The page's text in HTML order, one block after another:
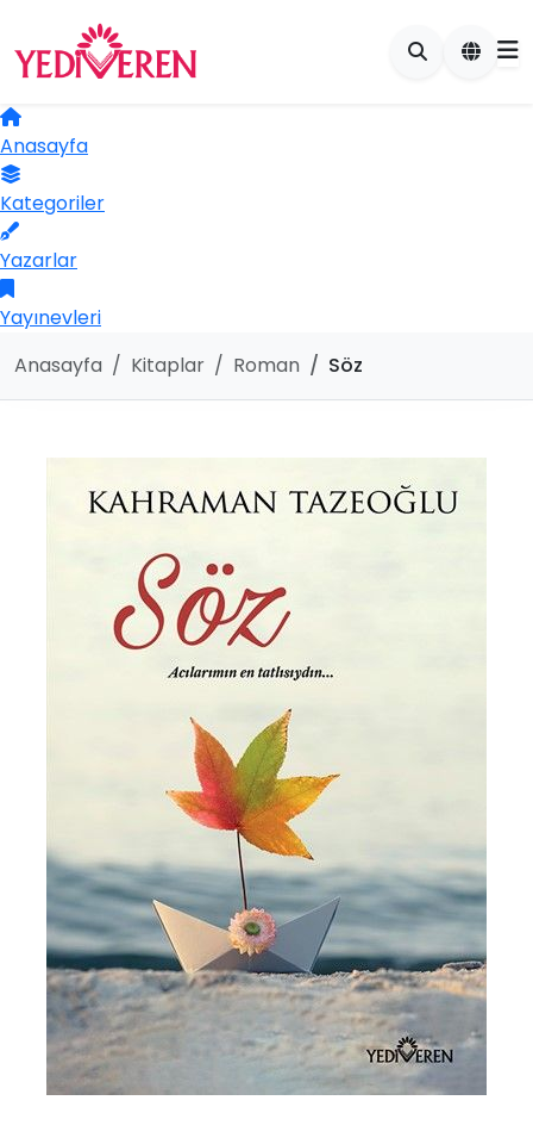
Anasayfa
Kategoriler
Yazarlar
Yayınevleri
Anasayfa
Kitaplar Roman Söz